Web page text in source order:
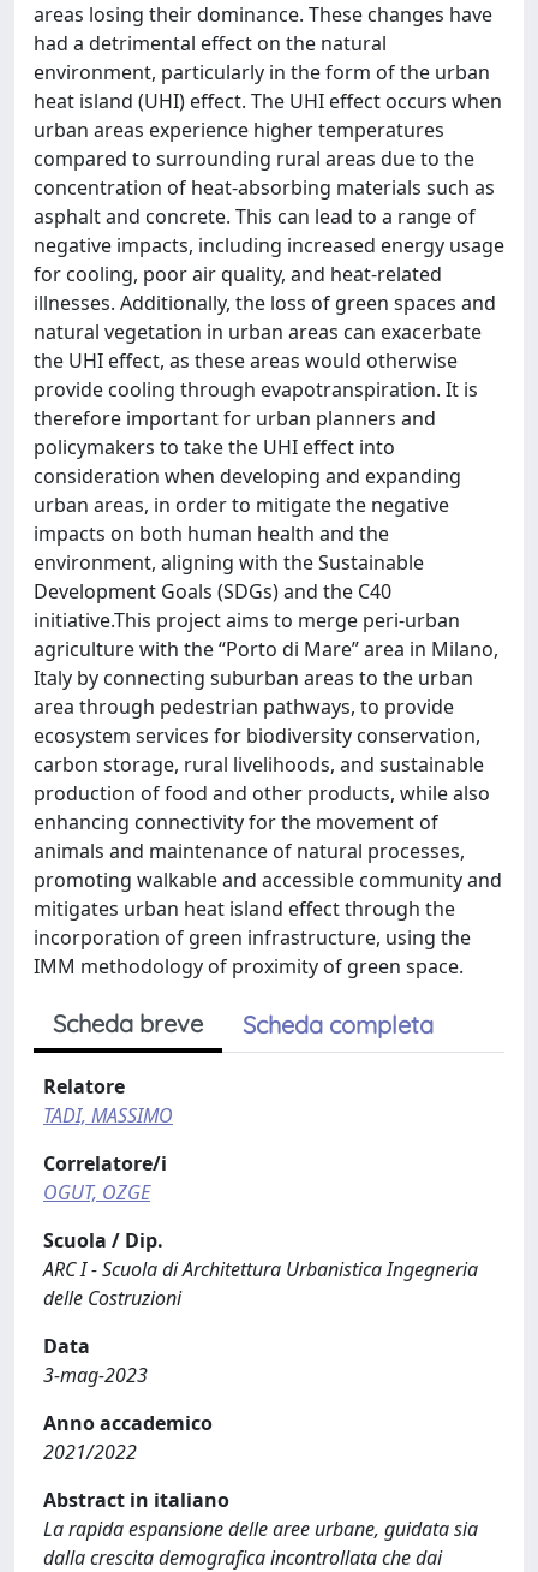
areas losing their dominance. These changes have
had a detrimental effect on the natural
environment, particularly in the form of the urban
heat island (UHI) effect. The UHI effect occurs when
urban areas experience higher temperatures
compared to surrounding rural areas due to the
concentration of heat-absorbing materials such as
asphalt and concrete. This can lead to a range of
negative impacts, including increased energy usage
for cooling, poor air quality, and heat-related
illnesses. Additionally, the loss of green spaces and
natural vegetation in urban areas can exacerbate
the UHI effect, as these areas would otherwise
provide cooling through evapotranspiration. It is
therefore important for urban planners and
policymakers to take the UHI effect into
consideration when developing and expanding
urban areas, in order to mitigate the negative
impacts on both human health and the
environment, aligning with the Sustainable
Development Goals (SDGs) and the C40
initiative.This project aims to merge peri-urban
agriculture with the “Porto di Mare” area in Milano,
Italy by connecting suburban areas to the urban
area through pedestrian pathways, to provide
ecosystem services for biodiversity conservation,
carbon storage, rural livelihoods, and sustainable
production of food and other products, while also
enhancing connectivity for the movement of
animals and maintenance of natural processes,
promoting walkable and accessible community and
mitigates urban heat island effect through the
incorporation of green infrastructure, using the
IMM methodology of proximity of green space.
Scheda breve Scheda completa
Relatore
TADI, MASSIMO
Correlatore/i
OGUT, OZGE
Scuola / Dip.
ARC I - Scuola di Architettura Urbanistica Ingegneria
delle Costruzioni
Data
3-mag-2023
Anno accademico
2021/2022
Abstract in italiano
La rapida espansione delle aree urbane, guidata sia
dalla crescita demografica incontrollata che dai